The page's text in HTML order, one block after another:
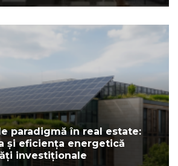
paradigmă în real estate:
și eficiența energetică
investiționale